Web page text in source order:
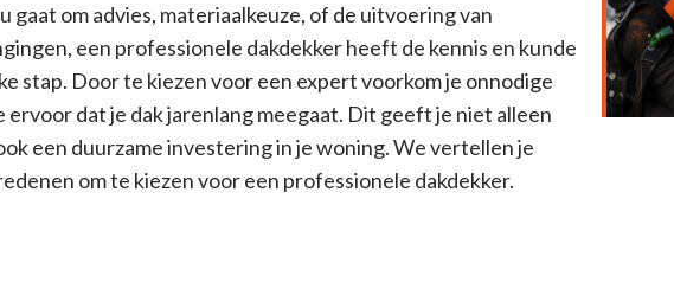
gaat om advies, materiaalkeuze, of de uitvoering van
een professionele dakdekker heeft de kennis en kunde
stap. Door te kiezen voor een expert voorkom je onnodige
ervoor dat je dak jarenlang meegaat. Dit geeft je niet alleen
een duurzame investering in je woning. We vertellen je
om te kiezen voor een professionele dakdekker.